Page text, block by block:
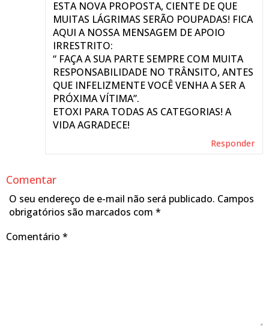
ESTA NOVA PROPOSTA, CIENTE DE QUE
MUITAS LÁGRIMAS SERÃO POUPADAS! FICA
AQUI A NOSSA MENSAGEM DE APOIO
IRRESTRITO:
“ FAÇA A SUA PARTE SEMPRE COM MUITA
RESPONSABILIDADE NO TRÂNSITO, ANTES
QUE INFELIZMENTE VOCÊ VENHA A SER A
PRÓXIMA VÍTIMA”.
ETOXI PARA TODAS AS CATEGORIAS! A
VIDA AGRADECE!
Responder
Comentar
O seu endereço de e-mail não será publicado. Campos
obrigatórios são marcados com *
Comentário *